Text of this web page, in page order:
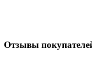
Отзывы